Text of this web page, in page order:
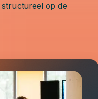
op de